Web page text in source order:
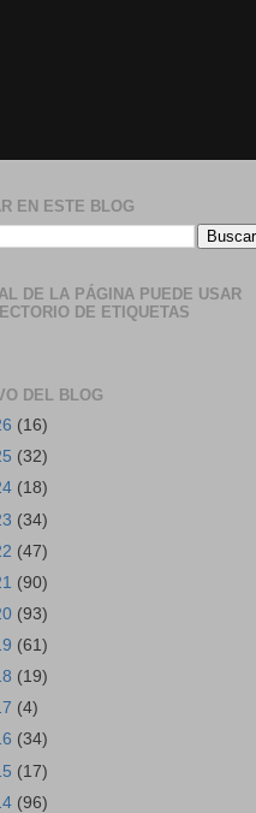
EN ESTE BLOG
DE LA PÁGINA PUEDE USAR
DE ETIQUETAS
DEL BLOG
(16)
(32)
(18)
(34)
(47)
(90)
(93)
(61)
(19)
(4)
(34)
(17)
(96)